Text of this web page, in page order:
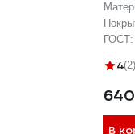
ГОСТ:
4(2)
В